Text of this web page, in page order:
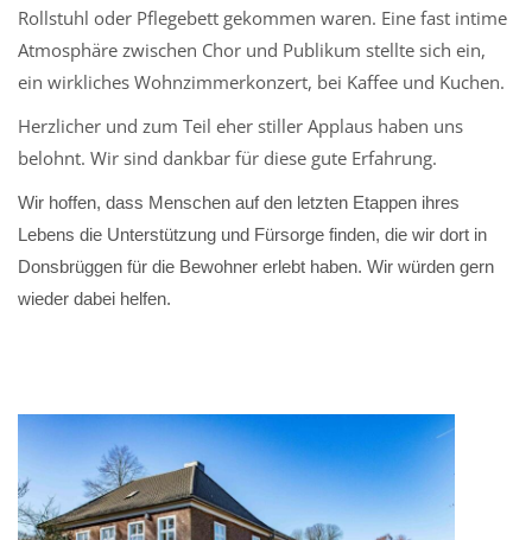
Rollstuhl oder Pflegebett gekommen waren. Eine fast intime
Atmosphäre zwischen Chor und Publikum stellte sich ein,
ein wirkliches Wohnzimmerkonzert, bei Kaffee und Kuchen.
Herzlicher und zum Teil eher stiller Applaus haben uns
belohnt. Wir sind dankbar für diese gute Erfahrung.
Wir hoffen, dass Menschen auf den letzten Etappen ihres
Lebens die Unterstützung und Fürsorge finden, die wir dort in
Donsbrüggen für die Bewohner erlebt haben. Wir würden gern
wieder dabei helfen.